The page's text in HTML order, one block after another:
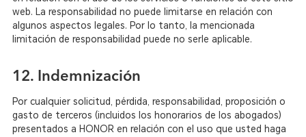
web. La responsabilidad no puede limitarse en relación con
algunos aspectos legales. Por lo tanto, la mencionada
limitación de responsabilidad puede no serle aplicable.
12. Indemnización
Por cualquier solicitud, pérdida, responsabilidad, proposición o
gasto de terceros (incluidos los honorarios de los abogados)
presentados a HONOR en relación con el uso que usted haga